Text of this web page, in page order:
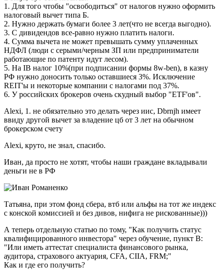
1. Для того чтобы "освободиться" от налогов нужно оформить
налоговый вычет типа Б.
2. Нужно держать бумаги более 3 лет(что не всегда выгодно).
3. С дивидендов все-равно нужно платить налоги.
4. Сумма вычета не может превышать сумму уплаченных
НДФЛ (люди с серыми/черным ЗП или предприниматели
работающие по патенту идут лесом).
5. На IB налог 10%(при подписании формы 8w-ben), в казну
РФ нужно доносить только оставшиеся 3%. Исключение
REIT'ы и некоторые компании с налогами под 37%.
6. У российских брокеров очень скудный выбор "ETF'ов".
Alexi, 1. не обязательно это делать через иис, Dbrnjh имеет
ввиду другой вычет за владение цб от 3 лет на обычном
брокерском счету
Alexi, круто, не знал, спасибо.
Иван, да просто не хотят, чтобы наши граждане вкладывали
деньги не в РФ
Татьяна, при этом фонд сбера, втб или альфы на тот же индекс
с конской комиссией и без дивов, нифига не рискованные)))
А теперь отдельную статью по тому, "Как получить статус
квалифицированного инвестора" через обучение, пункт В:
"Или иметь аттестат специалиста финансового рынка,
аудитора, страхового актуария, CFA, CIIA, FRM;"
Как и где его получить?